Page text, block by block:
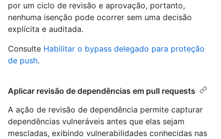
por um ciclo de revisão e aprovação, portanto,
nenhuma isenção pode ocorrer sem uma decisão
explícita e auditada.
Consulte Habilitar o bypass delegado para proteção
de push.
Aplicar revisão de dependências em pull requests
A ação de revisão de dependência permite capturar
dependências vulneráveis antes que elas sejam
mescladas, exibindo vulnerabilidades conhecidas nas